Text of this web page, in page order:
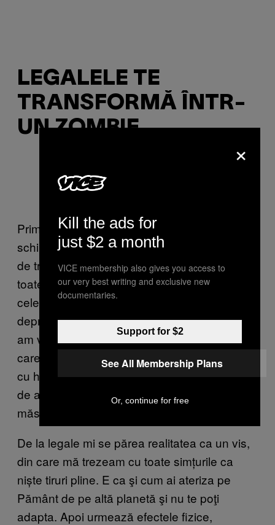
LEGALELE TE
TRANSFORMĂ ÎNTR-
UN ZOMBIE
Primele efecte ale fumatului de legale sunt
schimbările comportamentale. Intri într-un fel
de transă semiconştientă în care îţi amorţesc
toate simţurile şi îți dispar toate durerile, atât
cele fizice, cât şi problemele psihice precum
depresia și paranoia. Consumatorii cu care
am vorbit aseamănă starea asta cu cea pe
care ţi-o dă heroina. Din păcate, asemănările
cu heroina nu se termină doar la senzația aia
de auto-tranchilizare, ci are și un sevraj pe
măsură.
De la legale mi se părea realitatea ca un vis,
din care mă trezeam cu toate simțurile ca
niște tiruri pline. E ca şi cum ai ateriza pe
Pământ de pe altă planetă şi nu te poţi
adapta. Apoi urmează efectele fizice,
×
Kill the ads for
just $2 a month
VICE membership also gives you access to
our very best writing and exclusive new
documentaries.
Support for $2
See All Membership Plans
Or, continue for free